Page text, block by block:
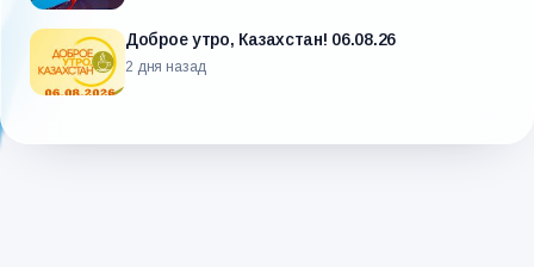
Доброе утро, Казахстан! 06.08.26
2 дня назад